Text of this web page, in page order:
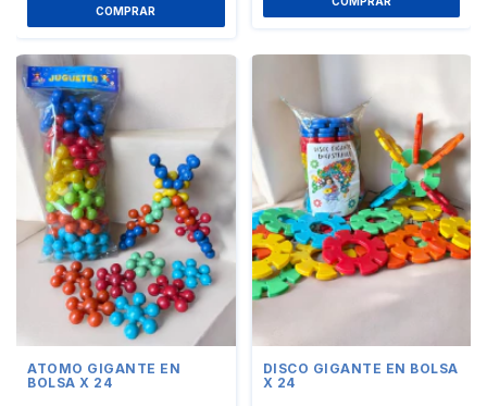
ATOMO GIGANTE EN
BOLSA X 24
DISCO GIGANTE EN BOLSA
X 24